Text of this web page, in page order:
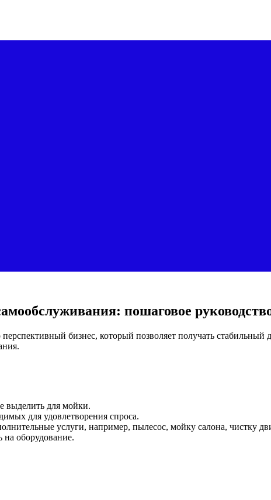
пошаговое
перспективный бизнес, который позволяет получать
выделить для мойки.
для удовлетворения спроса.
услуги, например, пылесос, мойку салона, чистку
оборудование.